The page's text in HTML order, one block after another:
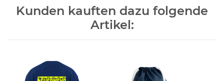
Kunden kauften dazu folgende
Artikel: